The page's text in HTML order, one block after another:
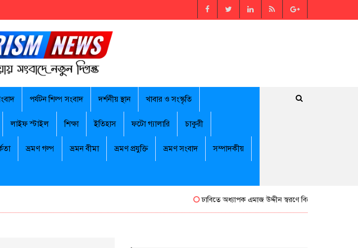
পর্যটন শিল্প সংবাদ দর্শনীয় স্থান খাবার ও সংস্কৃতি
লাইফ স্টাইল শিক্ষা ইতিহাস ফটো গ্যালারি চাকুরী
ভ্রমণ গল্প ভ্রমন বীমা ভ্রমণ প্রযুক্তি ভ্রমণ সংবাদ সম্পাদকীয়
ঢাবিতে অধ্যাপক এমাজ উদ্দীন স্বরণে বিশেষ সম্মাননা